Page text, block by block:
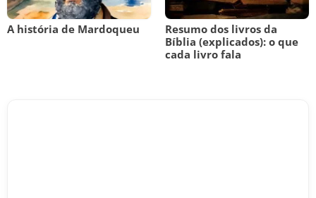
A história de Mardoqueu
Resumo dos livros da
Bíblia (explicados): o que
cada livro fala